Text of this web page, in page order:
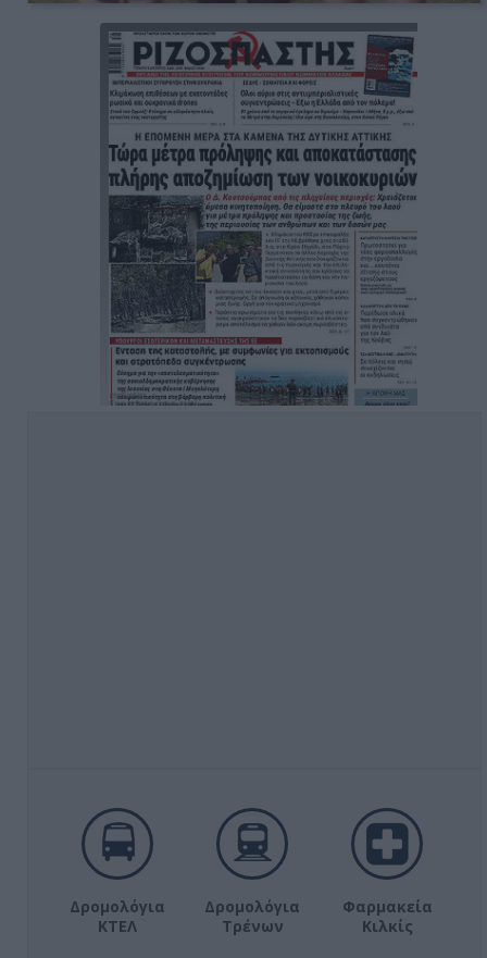
Δρομολόγια
ΚΤΕΛ
Δρομολόγια
Τρένων
Φαρμακεία
Κιλκίς